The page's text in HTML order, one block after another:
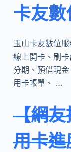
卡友數
玉山卡友數位
線上開卡、刷
分期、預借現
用卡帳單、 …
【網友
用卡